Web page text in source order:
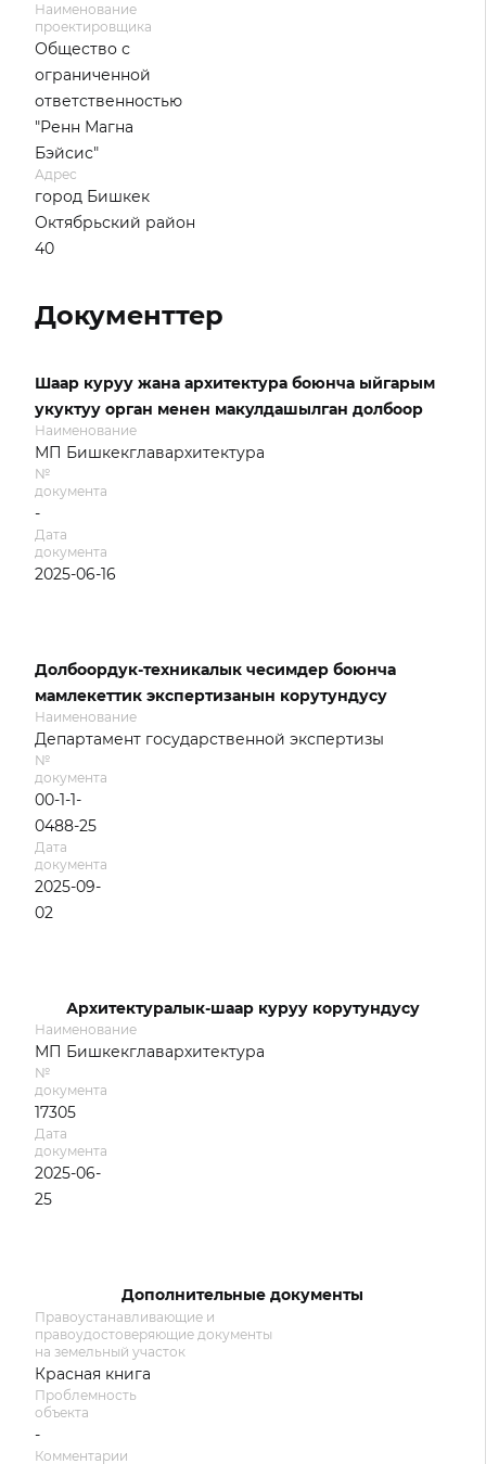
Наименование
проектировщика
Общество с
ограниченной
ответственностью
"Ренн Магна
Бэйсис"
Адрес
город Бишкек
Октябрьский район
40
Документтер
Шаар куруу жана архитектура боюнча ыйгарым
укуктуу орган менен макулдашылган долбоор
Наименование
МП Бишкекглавархитектура
№
документа
-
Дата
документа
2025-06-16
Долбоордук-техникалык чесимдер боюнча
мамлекеттик экспертизанын корутундусу
Наименование
Департамент государственной экспертизы
№
документа
00-1-1-
0488-25
Дата
документа
2025-09-
02
Архитектуралык-шаар куруу корутундусу
Наименование
МП Бишкекглавархитектура
№
документа
17305
Дата
документа
2025-06-
25
Дополнительные документы
Правоустанавливающие и
правоудостоверяющие документы
на земельный участок
Красная книга
Проблемность
объекта
-
Комментарии